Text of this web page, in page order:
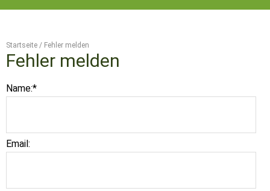
Startseite / Fehler melden
Fehler melden
Name:*
Email: